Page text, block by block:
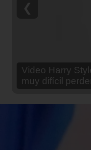
Video Ana
❮